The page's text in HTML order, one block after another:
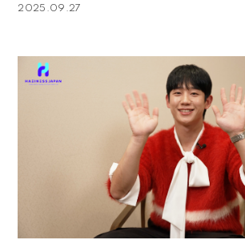
HOME
INFORMATION
PROFILE
2025.09.27